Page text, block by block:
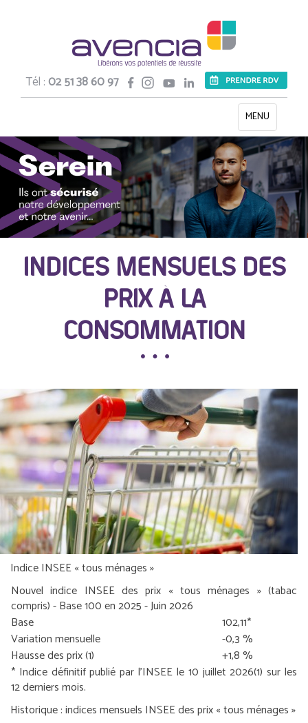
Tél :02 51 38 60 97
Toggle
navigation
MENU
INDICES MENSUELS DES
PRIX À LA
CONSOMMATION
Indice INSEE « tous ménages »
Nouvel indice INSEE des prix « tous ménages » (tabac
compris) - Base 100 en 2025 - Juin 2026
Base
102,11*
Variation mensuelle
-0,3 %
Hausse des prix(1)
+1,8 %
* Indice définitif publié par l’INSEE le 10 juillet 2026(1) sur les
12 derniers mois.
Historique : indices mensuels INSEE des prix « tous ménages »